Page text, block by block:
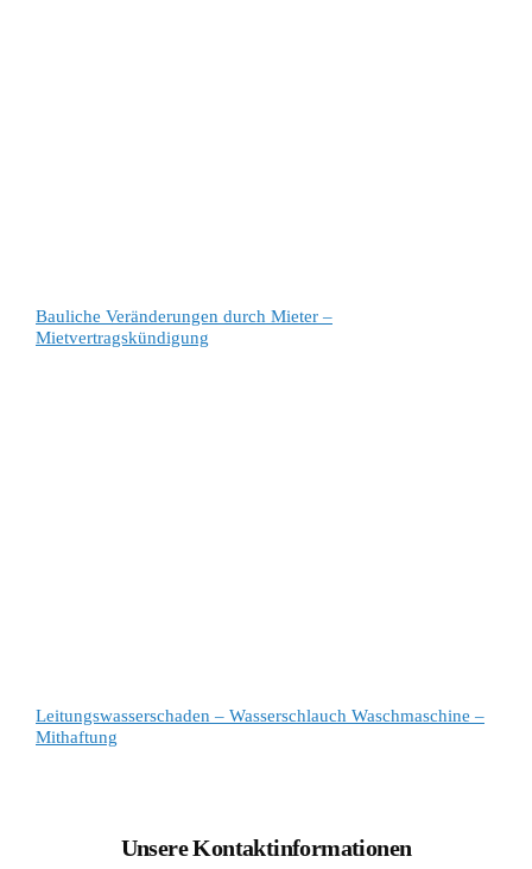
Bauliche Veränderungen durch Mieter –
Mietvertragskündigung
Leitungswasserschaden – Wasserschlauch Waschmaschine –
Mithaftung
Unsere Kontaktinformationen